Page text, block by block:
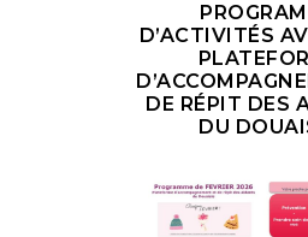
D’ACTIVITÉS
DE RÉPIT DES
DU